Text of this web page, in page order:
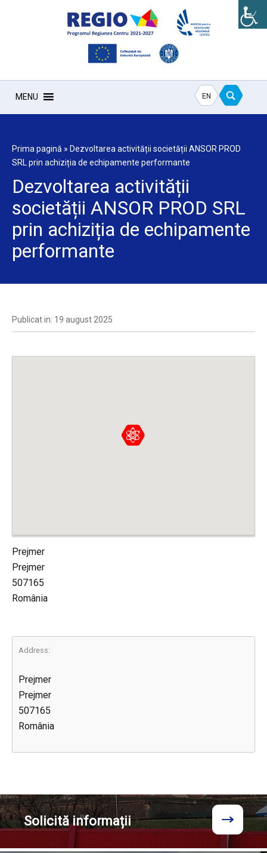
MENU EN
Prima pagină » Dezvoltarea activității societății ANSOR PROD
SRL prin achiziția de echipamente performante
Dezvoltarea activității
societății ANSOR PROD SRL
prin achiziția de echipamente
performante
Publicat in: 19 august 2025
Prejmer
Prejmer
507165
România
Address:
Prejmer
Prejmer
507165
România
Solicităinformații